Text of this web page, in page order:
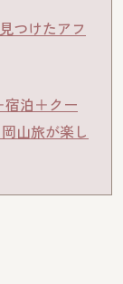
つけたアフ
泊＋クー
岡山旅が楽し